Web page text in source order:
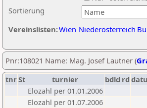
Sortierung
Vereinslisten:Wien Niederösterreich
Pnr:108021 Name: Mag. Josef Lautner (
tnrSt turnier bdld rd
Elozahl per 01.01.2006
Elozahl per 01.07.2006